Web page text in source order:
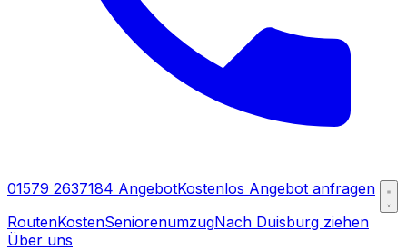
01579 2637184 AngebotKostenlos Angebot anfragen
RoutenKostenSeniorenumzugNach Duisburg ziehen
Über uns